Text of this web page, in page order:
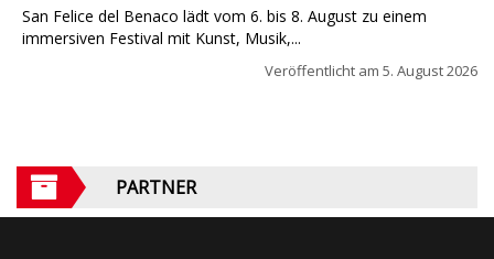
San Felice del Benaco lädt vom 6. bis 8. August zu einem
immersiven Festival mit Kunst, Musik,...
Veröffentlicht am 5. August 2026
PARTNER